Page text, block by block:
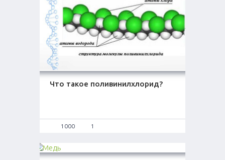
Что такое поливинилхлорид?
1000 1